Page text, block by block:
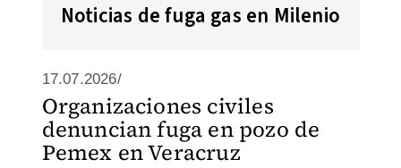
Noticias de fuga gas en Milenio
17.07.2026/
Organizaciones civiles
denuncian fuga en pozo de
Pemex en Veracruz